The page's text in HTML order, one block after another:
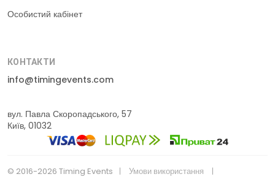
Особистий кабінет
КОНТАКТИ
info@timingevents.com
вул. Павла Скоропадського, 57
Київ, 01032
© 2016-2026 Timing Events
Умови використання